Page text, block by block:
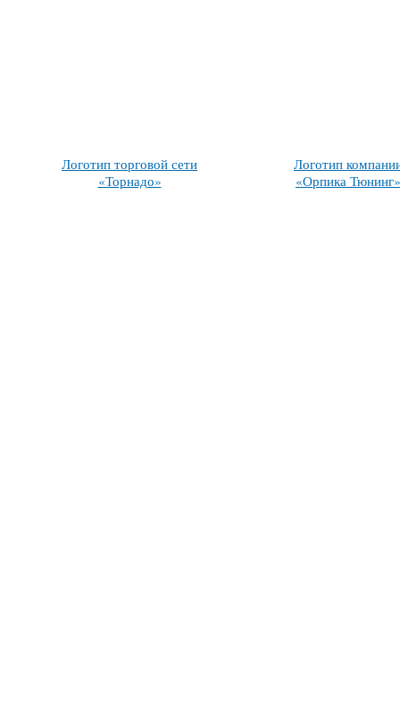
Логотип торговой сети
«Торнадо»
Логотип
«Орпика Тюнинг»